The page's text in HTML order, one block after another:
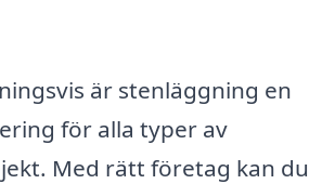
är stenläggning en
för alla typer av
Med rätt företag kan du